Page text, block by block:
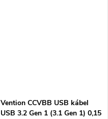
Vention CCVBB USB kábel
USB 3.2 Gen 1 (3.1 Gen 1) 0,15